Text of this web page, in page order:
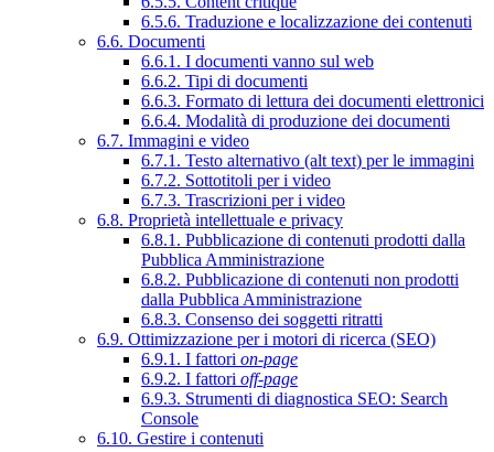
6.5.6. Traduzione e localizzazione dei contenuti
6.6. Documenti
6.6.1. I documenti vanno sul web
6.6.2. Tipi di documenti
6.6.3. Formato di lettura dei documenti elettronici
6.6.4. Modalità di produzione dei documenti
6.7. Immagini e video
6.7.1. Testo alternativo (alt text) per le immagini
6.7.2. Sottotitoli per i video
6.7.3. Trascrizioni per i video
6.8. Proprietà intellettuale e privacy
6.8.1. Pubblicazione di contenuti prodotti dalla
Pubblica Amministrazione
6.8.2. Pubblicazione di contenuti non prodotti
dalla Pubblica Amministrazione
6.8.3. Consenso dei soggetti ritratti
6.9. Ottimizzazione per i motori di ricerca (SEO)
6.9.1. I fattori on-page
6.9.2. I fattori off-page
6.9.3. Strumenti di diagnostica SEO: Search
Console
6.10. Gestire i contenuti